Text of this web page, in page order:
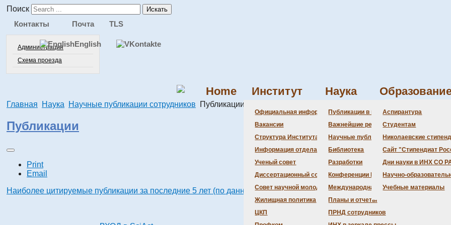
Поиск Искать
Контакты
Администрация
Схема проезда
Почта TLS
English
Home Институт
Официальная информация
Администрация
Бланки
История
Локальные акты
Противодействие
Вакансии
Структура Института
Информация отдела кадров
Ученый совет
Состав совета
Повестка дня
Информация
Диссертационный совет
Состав совета
Даты защит
Шифры
Объявления о
Предварительное
Совет научной молодежи
Состав СНМ
Жилищная политика
ЦКП
Новости науки
Награды
Наука
Публикации в ведущих журналах
Важнейшие результаты
Научные публикации сотрудников
Библиотека
Разработки
Конференции Института
Международная деятельность
Планы и отчеты
ПРНД сотрудников
Аспирантура
Студентам
Николаевские
Сайт "Стипендиат
Дни науки в ИНХ СО
Научно-
Учебные материалы
Главная Наука Научные публикации сотрудников Публикации в 2012 году
Публикации
Print
Email
Наиболее цитируемые публикации за последние 5 лет (по данным CoLab)